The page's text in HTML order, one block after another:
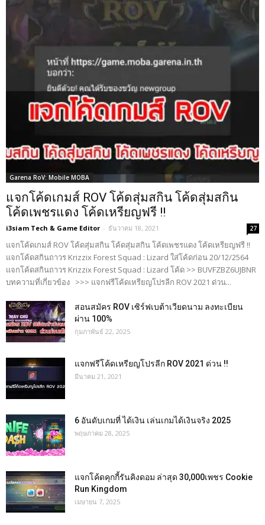
Garena RoV: Mobile MOBA
แจกโค้ดเกมส์ ROV โค้ดสุ่มสกิน โค้ดสุ่มสกิน
โค้ดเพชรแดง โค้ดเหรียญฟรี !!
i3siam Tech & Game Editor - ธันวาคม 18, 2021 27
แจกโค้ดเกมส์ ROV โค้ดสุ่มสกิน โค้ดสุ่มสกิน โค้ดเพชรแดง โค้ดเหรียญฟรี !!
แจกโค้ดสกินถาวร Krizzix Forest Squad : Lizard ใส่โค้ดก่อน 20/12/2564
แจกโค้ดสกินถาวร Krizzix Forest Squad : Lizard โค้ด >> BUVFZBZ6UJBNR
บทความที่เกี่ยวข้อง >>> แจกฟรีโค้ดเหรียญโปรลีก ROV 2021 ด่วน...
สอนสมัคร ROV เซิร์ฟเบต้าเวียดนาม ลงทะเบียน
ผ่าน 100%
กุมภาพันธ์ 22, 2025
แจกฟรีโค้ดเหรียญโปรลีก ROV 2021 ด่วน !!
มีนาคม 21, 2021
6 อันดับเกมที่ ได้เงิน เล่นเกมได้เงินจริง 2025
พฤษภาคม 28, 2025
แจกโค้ดคุกกี้รันคิงดอม ล่าสุด 30,000เพชร Cookie
Run Kingdom
เมษายน 7, 2025